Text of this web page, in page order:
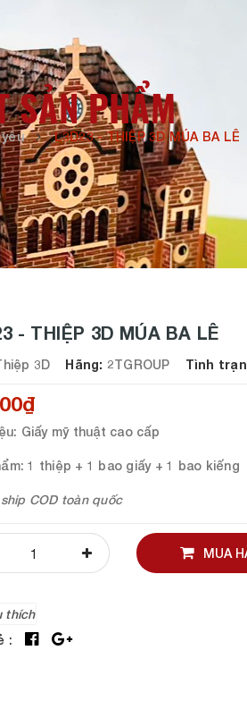
SẢN PHẨM
L3D23 - THIỆP 3D MÚA BA LÊ
- THIỆP 3D MÚA BA LÊ
3D Hãng: 2TGROUP Tình
: Giấy mỹ thuật cao cấp
: 1 thiệp + 1 bao giấy + 1 bao kiếng
COD toàn quốc
MUA
thích
: